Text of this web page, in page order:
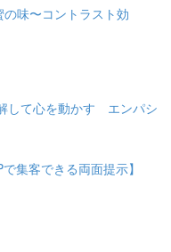
味〜コントラスト効
して心を動かす エンパシ
集客できる両面提示】